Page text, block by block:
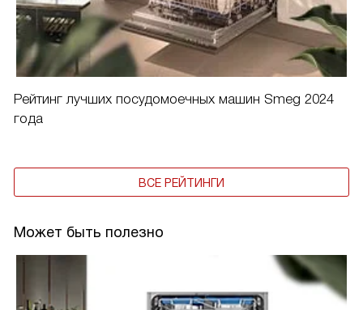
Рейтинг лучших посудомоечных машин Smeg 2024
года
ВСЕ РЕЙТИНГИ
Может быть полезно